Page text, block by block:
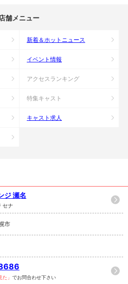
店舗メニュー
新着＆ホットニュース
イベント情報
アクセスランキング
特集キャスト
キャスト求人
ジ 瀬名
セナ
市
」 でお問合わせ下さい